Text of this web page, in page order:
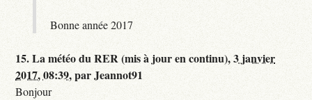
Bonne année 2017
15.La météo du RER (mis à jour en continu),3 janvier
2017, 08:39,parJeannot91
Bonjour